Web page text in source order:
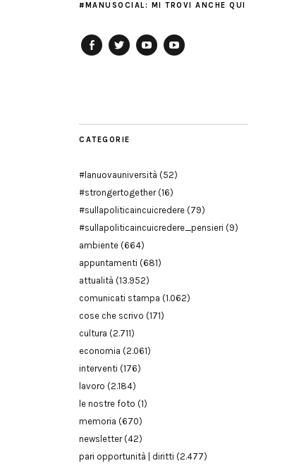
#MANUSOCIAL: MI TROVI ANCHE QUI
CATEGORIE
#lanuovauniversità (52)
#strongertogether(16)
#sullapoliticaincuicredere (79)
#sullapoliticaincuicredere_pensieri (9)
ambiente (664)
appuntamenti (681)
attualità (13.952)
comunicati stampa (1.062)
cose che scrivo (171)
cultura (2.711)
economia (2.061)
interventi (176)
lavoro (2.184)
le nostre foto (1)
memoria (670)
newsletter(42)
pari opportunità | diritti (2.477)